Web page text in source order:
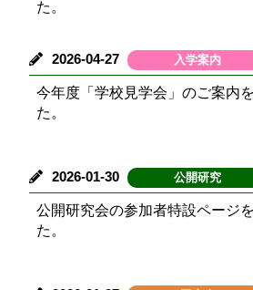
た。
2026-04-27 入学案内
今年度「学校見学会」のご案内
た。
2026-01-30 公開研究
公開研究会の参加者特設ページ
た。